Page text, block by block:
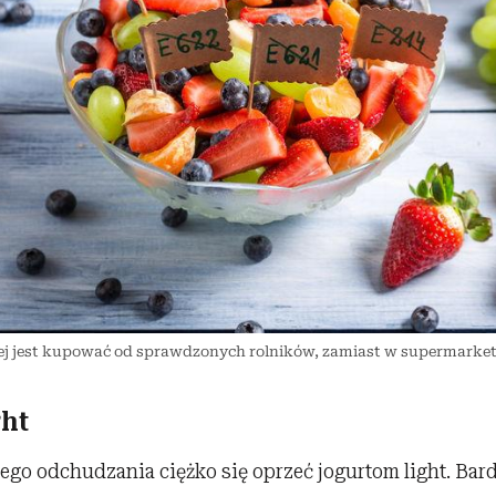
jest kupować od sprawdzonych rolników, zamiast w
odchudzania ciężko się oprzeć jogurtom light.